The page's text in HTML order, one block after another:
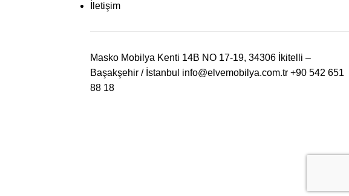
İletişim
Masko Mobilya Kenti 14B NO 17-19, 34306 İkitelli –
Başakşehir / İstanbul info@elvemobilya.com.tr +90 542 651
88 18